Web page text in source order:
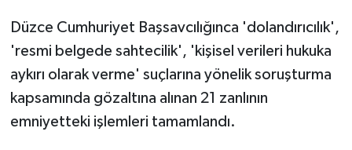
Düzce Cumhuriyet Başsavcılığınca 'dolandırıcılık',
'resmi belgede sahtecilik', 'kişisel verileri hukuka
aykırı olarak verme' suçlarına yönelik soruşturma
kapsamında gözaltına alınan 21 zanlının
emniyetteki işlemleri tamamlandı.